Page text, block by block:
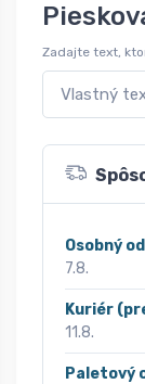
Zadajte text,
Osobný
7.8.
Kuriér
11.8.
Paletový